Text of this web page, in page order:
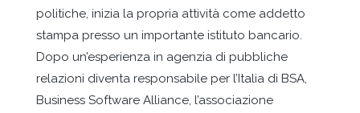
politiche, inizia la propria attività come addetto
stampa presso un importante istituto bancario.
Dopo un’esperienza in agenzia di pubbliche
relazioni diventa responsabile per l’Italia di BSA,
Business Software Alliance, l’associazione